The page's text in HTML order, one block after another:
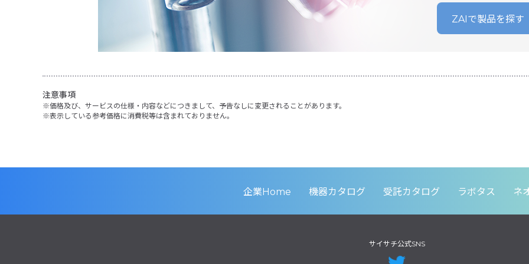
ZAIで製品を探す
注意事項
価格及び、サービスの仕様・内容などにつきまして、予告なしに変更されることがあります。
表示している参考価格に消費税等は含まれておりません。
企業Home 機器カタログ 受託カタログ ラボタス ネ
サイサチ公式SNS